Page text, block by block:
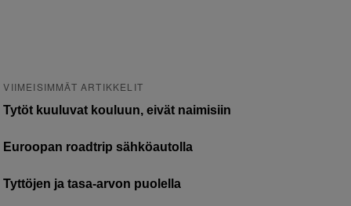
VIIMEISIMMÄT ARTIKKELIT
Tytöt kuuluvat kouluun, eivät naimisiin
Euroopan roadtrip sähköautolla
Tyttöjen ja tasa-arvon puolella